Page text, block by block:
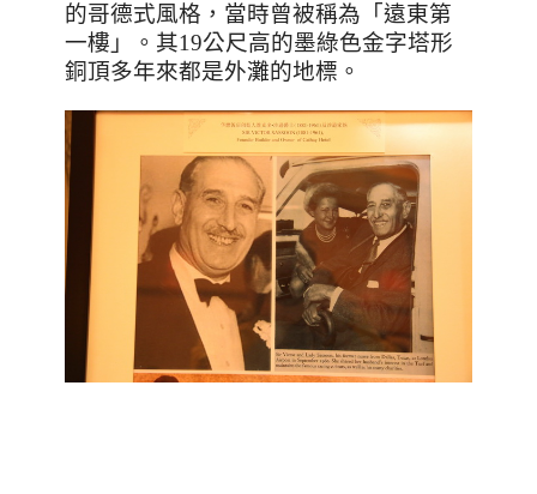
的哥德式風格，當時曾被稱為「遠東第
一樓」。其19公尺高的墨綠色金字塔形
銅頂多年來都是外灘的地標。